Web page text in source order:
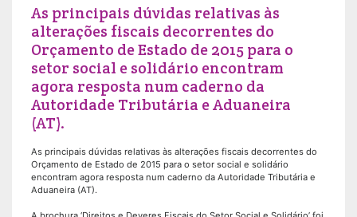
As principais dúvidas relativas às
alterações fiscais decorrentes do
Orçamento de Estado de 2015 para o
setor social e solidário encontram
agora resposta num caderno da
Autoridade Tributária e Aduaneira
(AT).
As principais dúvidas relativas às alterações fiscais decorrentes do
Orçamento de Estado de 2015 para o setor social e solidário
encontram agora resposta num caderno da Autoridade Tributária e
Aduaneira (AT).